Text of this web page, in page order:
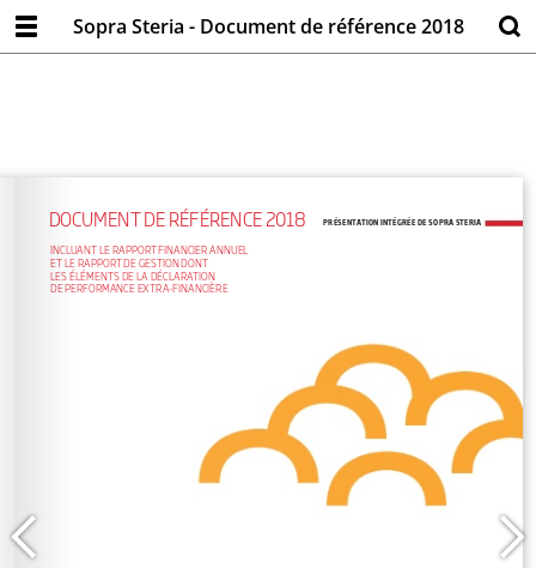
Sopra Steria - Document de référence 2018